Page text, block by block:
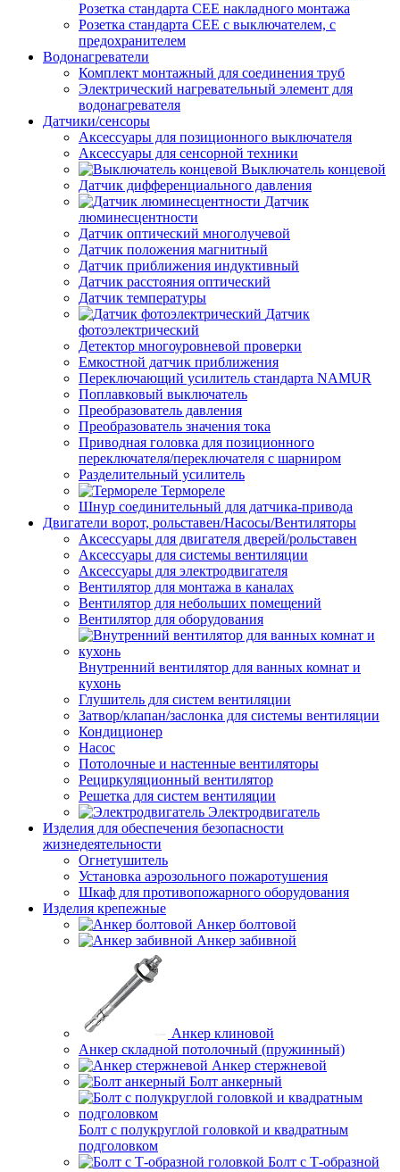
Розетка стандарта СЕЕ накладного монтажа
Розетка стандарта СЕЕ с выключателем, с
предохранителем
Водонагреватели
Комплект монтажный для соединения труб
Электрический нагревательный элемент для
водонагревателя
Датчики/сенсоры
Аксессуары для позиционного выключателя
Аксессуары для сенсорной техники
Выключатель концевой
Датчик дифференциального давления
Датчик
люминесцентности
Датчик оптический многолучевой
Датчик положения магнитный
Датчик приближения индуктивный
Датчик расстояния оптический
Датчик температуры
Датчик
фотоэлектрический
Детектор многоуровневой проверки
Емкостной датчик приближения
Переключающий усилитель стандарта NAMUR
Поплавковый выключатель
Преобразователь давления
Преобразователь значения тока
Приводная головка для позиционного
переключателя/переключателя с шарниром
Разделительный усилитель
Термореле
Шнур соединительный для датчика-привода
Двигатели ворот, рольставен/Насосы/Вентиляторы
Аксессуары для двигателя дверей/рольставен
Аксессуары для системы вентиляции
Аксессуары для электродвигателя
Вентилятор для монтажа в каналах
Вентилятор для небольших помещений
Вентилятор для оборудования
Внутренний вентилятор для ванных комнат и
кухонь
Глушитель для систем вентиляции
Затвор/клапан/заслонка для системы вентиляции
Кондиционер
Насос
Потолочные и настенные вентиляторы
Рециркуляционный вентилятор
Решетка для систем вентиляции
Электродвигатель
Изделия для обеспечения безопасности
жизнедеятельности
Огнетушитель
Установка аэрозольного пожаротушения
Шкаф для противопожарного оборудования
Изделия крепежные
Анкер болтовой
Анкер забивной
Анкер клиновой
Анкер складной потолочный (пружинный)
Анкер стержневой
Болт анкерный
Болт с полукруглой головкой и квадратным
подголовком
Болт с Т-образной